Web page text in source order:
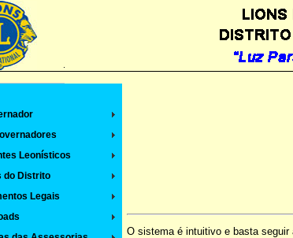
Leonísticos
do Distrito
Legais
O sistema é intuitivo e basta seguir